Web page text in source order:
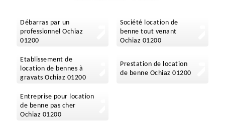
Débarras par un
professionnel Ochiaz
01200
Société location de
benne tout venant
Ochiaz 01200
Etablissement de
location de bennes à
gravats Ochiaz 01200
Prestation de location
de benne Ochiaz 01200
Entreprise pour location
de benne pas cher
Ochiaz 01200